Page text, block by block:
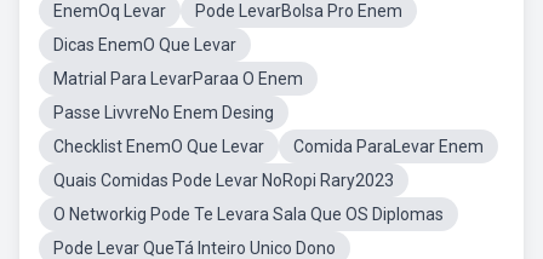
EnemOq Levar
Pode LevarBolsa Pro Enem
Dicas EnemO Que Levar
Matrial Para LevarParaa O Enem
Passe LivvreNo Enem Desing
Checklist EnemO Que Levar
Comida ParaLevar Enem
Quais Comidas Pode Levar NoRopi Rary2023
O Networkig Pode Te Levara Sala Que OS Diplomas
Pode Levar QueTá Inteiro Unico Dono